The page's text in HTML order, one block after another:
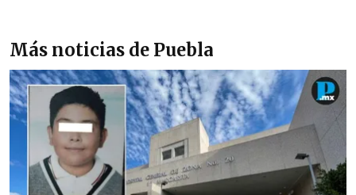
Más noticias de Puebla